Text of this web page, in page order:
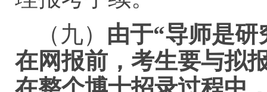
（九） 由于“导师是
在网报前，考生要与拟